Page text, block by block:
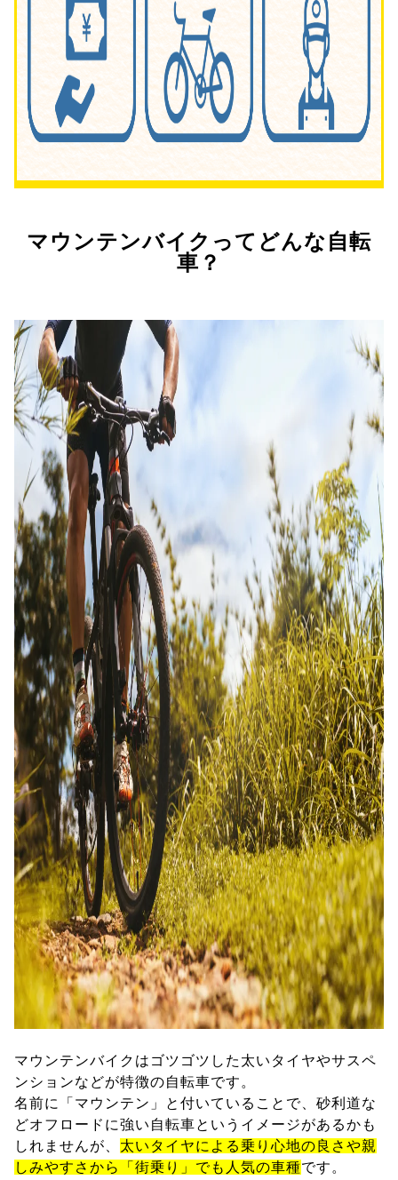
マウンテンバイクってどんな自転
車？
マウンテンバイクはゴツゴツした太いタイヤやサスペ
ンションなどが特徴の自転車です。
名前に「マウンテン」と付いていることで、砂利道な
どオフロードに強い自転車というイメージがあるかも
しれませんが、 太いタイヤによる乗り心地の良さや親
しみやすさから「街乗り」でも人気の車種です。